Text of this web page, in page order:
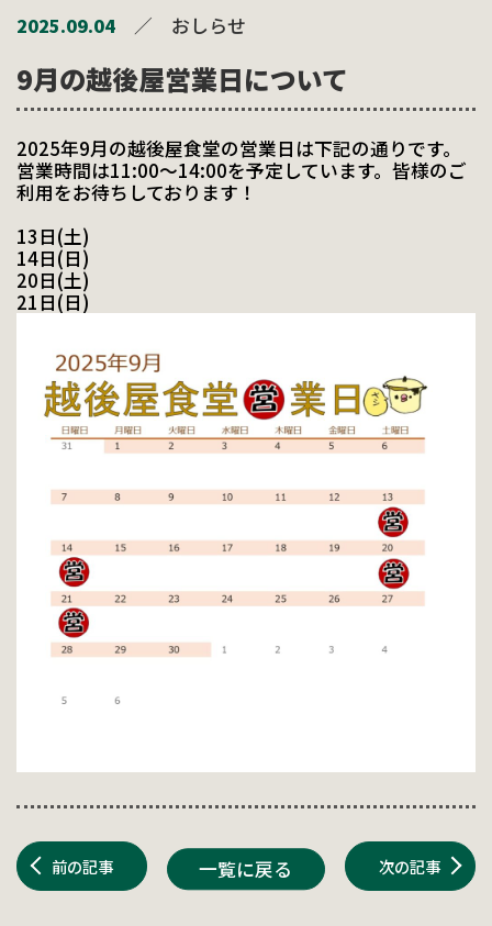
2025.09.04／ おしらせ
9月の越後屋営業日について
2025年9月の越後屋食堂の営業日は下記の通りです。
営業時間は11:00～14:00を予定しています。皆様のご
利用をお待ちしております！
13日(土)
14日(日)
20日(土)
21日(日)
前の記事 次の記事
一覧に戻る